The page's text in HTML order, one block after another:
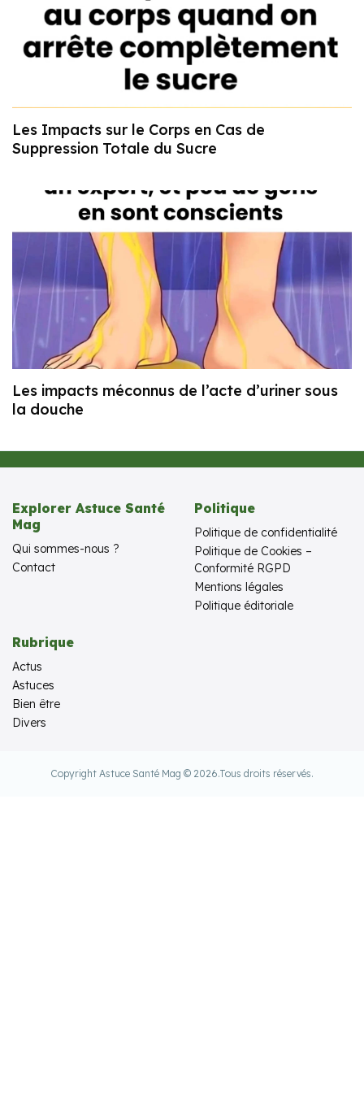
Les Impacts sur le Corps en Cas de
Suppression Totale du Sucre
Les impacts méconnus de l’acte d’uriner sous
la douche
Explorer Astuce Santé
Mag
Qui sommes-nous ?
Contact
Politique
Politique de confidentialité
Politique de Cookies –
Conformité RGPD
Mentions légales
Politique éditoriale
Rubrique
Actus
Astuces
Bien être
Divers
Copyright Astuce Santé Mag © 2026.Tous droits réservés.